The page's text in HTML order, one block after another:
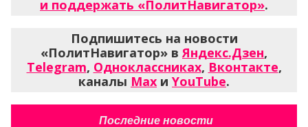
и поддержать «ПолитНавигатор».
Подпишитесь на новости
«ПолитНавигатор» вЯндекс.Дзен,
Telegram, Одноклассниках, Вконтакте,
каналы Max и YouTube.
Последние новости